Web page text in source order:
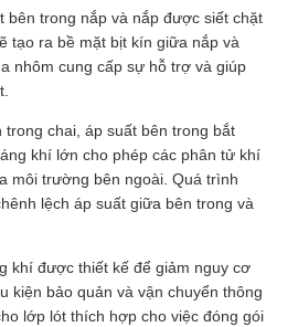
bên trong nắp và nắp được siết chặt
tạo ra bề mặt bịt kín giữa nắp và
nhôm cung cấp sự hỗ trợ và giúp
chai, áp suất bên trong bắt
khí lớn cho phép các phân tử khí
môi trường bên ngoài. Quá trình
lệch áp suất giữa bên trong và
khí được thiết kế để giảm nguy cơ
kiện bảo quản và vận chuyển thông
lớp lót thích hợp cho việc đóng gói